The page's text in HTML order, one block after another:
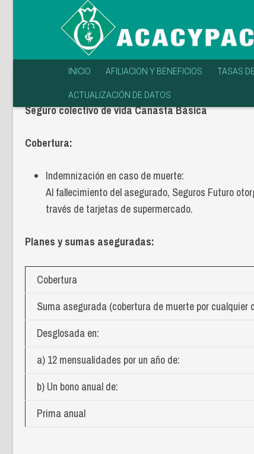
INICIO AFILIACION Y BENEFICIOS TASAS
ACTUALIZACIÓN DE DATOS
Seguro colectivo de vida Canasta Básica
Cobertura:
Indemnización en caso de muerte:
Al fallecimiento del asegurado, Seguros Futuro
través de tarjetas de supermercado.
Planes y sumas aseguradas:
Cobertura
Suma asegurada (cobertura de muerte por cualquier
Desglosada en:
a) 12 mensualidades por un año de:
b) Un bono anual de:
Prima anual